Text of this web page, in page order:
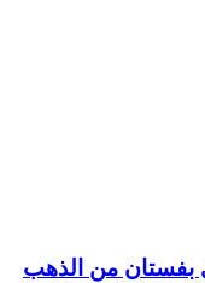
بفستان من الذهب